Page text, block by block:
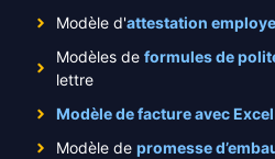
Modèle d'attestation
Modèles de formules de
lettre
Modèle de facture avec Excel
Modèle de promesse